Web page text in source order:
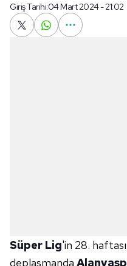
Giriş Tarihi:04 Mart 2024 - 21:02
Süper Lig'in 28.
deplasmanda